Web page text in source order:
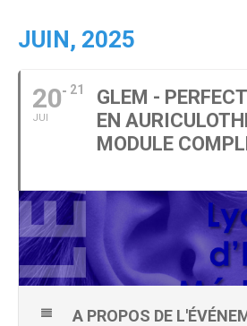
JUIN, 2025
20
JUI
21
GLEM -
EN
MODULE
A PROPOS DE